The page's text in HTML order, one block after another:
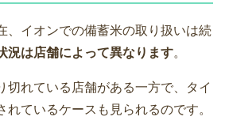
、イオンでの備蓄米の取り扱いは続
況は店舗によって異なります。
切れている店舗がある一方で、タイ
れているケースも見られるのです。